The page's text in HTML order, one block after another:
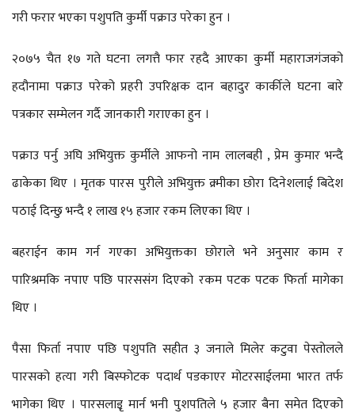
गरी फरार भएका पशुपति कुर्मी पक्राउ परेका हुन ।
२०७५ चैत १७ गते घटना लगत्तै फार रहदै आएका कुर्मी महाराजगंजको
हदौनामा पक्राउ परेको प्रहरी उपरिक्षक दान बहादुर कार्कीले घटना बारे
पत्रकार सम्मेलन गर्दै जानकारी गराएका हुन ।
पक्राउ पर्नु अघि अभियुक्त कुर्मीले आफनो नाम लालबही , प्रेम कुमार भन्दै
ढाकेका थिए । मृतक पारस पुरीले अभियुक्त क्र्मीका छोरा दिनेशलाई बिदेश
पठाई दिन्छु भन्दै १ लाख १५ हजार रकम लिएका थिए ।
बहराईन काम गर्न गएका अभियुक्तका छोराले भने अनुसार काम र
पारिश्रमकि नपाए पछि पारससंग दिएको रकम पटक पटक फिर्ता मागेका
थिए ।
पैसा फिर्ता नपाए पछि पशुपति सहीत ३ जनाले मिलेर कटुवा पेस्तोलले
पारसको हत्या गरी बिस्फोटक पदार्थ पडकाएर मोटरसाईलमा भारत तर्फ
भागेका थिए । पारसलाइृ मार्न भनी पुशपतिले ५ हजार बैना समेत दिएको